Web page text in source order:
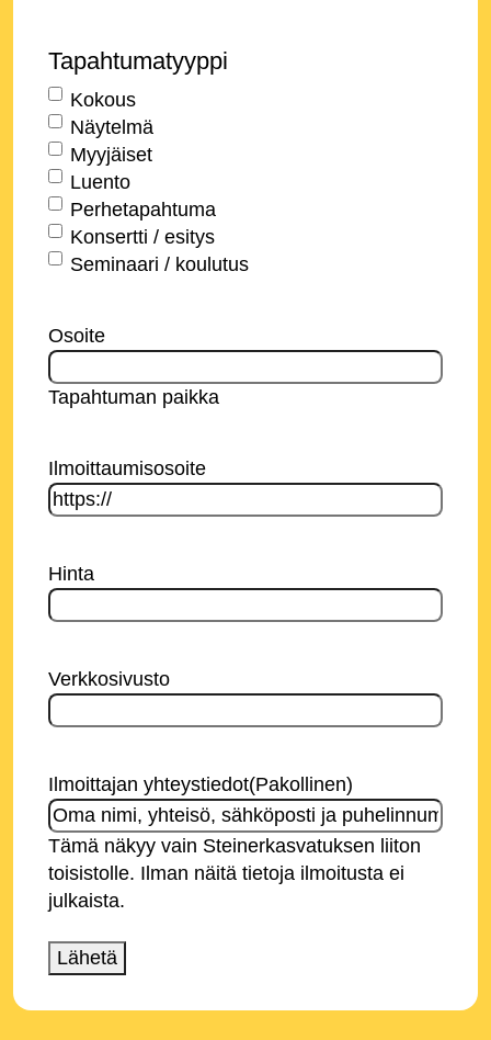
Tapahtumatyyppi
Kokous
Näytelmä
Myyjäiset
Luento
Perhetapahtuma
Konsertti / esitys
Seminaari / koulutus
Osoite
Tapahtuman paikka
Ilmoittaumisosoite
Hinta
Verkkosivusto
Ilmoittajan yhteystiedot(Pakollinen)
Tämä näkyy vain Steinerkasvatuksen liiton
toisistolle. Ilman näitä tietoja ilmoitusta ei
julkaista.
Lähetä